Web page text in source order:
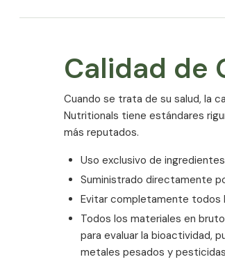
Calidad de
Cuando se trata de su salud, la
Nutritionals tiene estándares
más reputados.
Uso exclusivo de
Suministrado directamente
Evitar completamente todos
Todos los materiales en
para evaluar la bioactividad,
metales pesados y